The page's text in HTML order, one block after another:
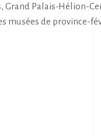
Grand Palais-Hélion-
musées de province-